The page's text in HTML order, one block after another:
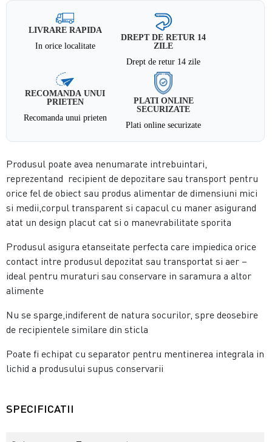
LIVRARE RAPIDA
In orice localitate
DREPT DE RETUR 14
ZILE
Drept de retur 14 zile
RECOMANDA UNUI
PRIETEN
Recomanda unui prieten
PLATI ONLINE
SECURIZATE
Plati online securizate
Produsul poate avea nenumarate intrebuintari,
reprezentand recipient de depozitare sau transport pentru
orice fel de obiect sau produs alimentar de dimensiuni mici
si medii,corpul transparent si capacul cu maner asigurand
atat un design placut cat si o manevrabilitate sporita
Produsul asigura etanseitate perfecta care impiedica orice
contact intre produsul depozitat sau transportat si aer –
ideal pentru muraturi sau conservare in saramura a altor
alimente
Nu se sparge,indiferent de natura socurilor, spre deosebire
de recipientele similare din sticla
Poate fi echipat cu separator pentru mentinerea integrala in
lichid a produsului supus conservarii
SPECIFICATII